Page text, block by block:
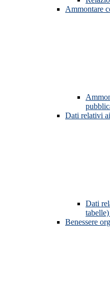
Ammontare
Dati relativi
Dati
tabelle)
Benessere